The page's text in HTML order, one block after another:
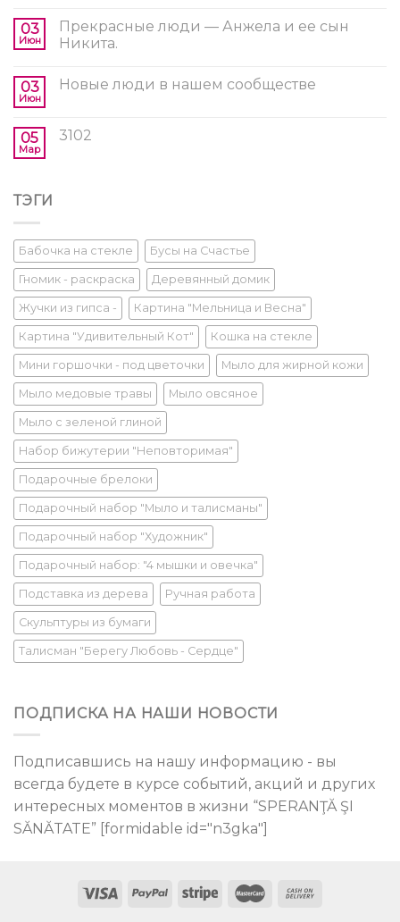
03
Июн
Прекрасные люди — Анжела и ее сын
Никита.
03
Июн
Новые люди в нашем сообществе
05
Мар
3102
ТЭГИ
Бабочка на стекле Бусы на Счастье
Гномик - раскраска Деревянный домик
Жучки из гипса - Картина "Мельница и Весна"
Картина "Удивительный Кот" Кошка на стекле
Мини горшочки - под цветочки Мыло для жирной кожи
Мыло медовые травы Мыло овсяное
Мыло с зеленой глиной
Набор бижутерии "Неповторимая"
Подарочные брелоки
Подарочный набор "Мыло и талисманы"
Подарочный набор "Художник"
Подарочный набор: "4 мышки и овечка"
Подставка из дерева Ручная работа
Скульптуры из бумаги
Талисман "Берегу Любовь - Сердце"
ПОДПИСКА НА НАШИ НОВОСТИ
Подписавшись на нашу информацию - вы
всегда будете в курсе событий, акций и других
интересных моментов в жизни “SPERANŢĂ ŞI
SĂNĂTATE” [formidable id="n3gka"]